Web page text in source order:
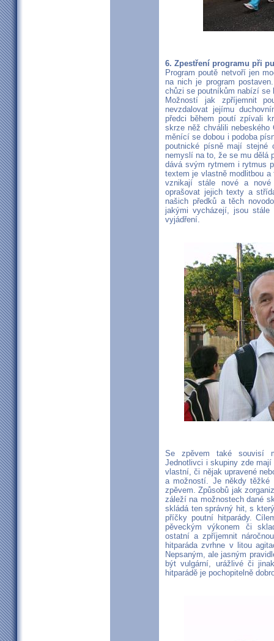
6. Zpestření programu při
Program poutě netvoří jen
na nich je program
chůzi se poutníkům nabízí se
Možností jak zpříjemnit
nevzdalovat jejímu
předci během poutí zpívali
skrze něž chválili
měnící se dobou i podoba
poutnické písně mají
nemyslí na to, že se mu dělá
dává svým rytmem i rytmus
textem je vlastně modlitbou
vznikají stále nové a
oprašovat jejich texty a
našich předků a těch
jakými vycházejí, jsou
vyjádření.
Se zpěvem také souvisí
Jednotlivci i skupiny zde
vlastní, či nějak upravené
a možností. Je někdy těžké
zpěvem. Způsobů jak
záleží na možnostech dané
skládá ten správný hit, s
příčky poutní hitparády.
pěveckým výkonem či
ostatní a zpříjemnit
hitparáda zvrhne v litou
Nepsaným, ale jasným
být vulgární, urážlivé či
hitparádě je pochopitelně